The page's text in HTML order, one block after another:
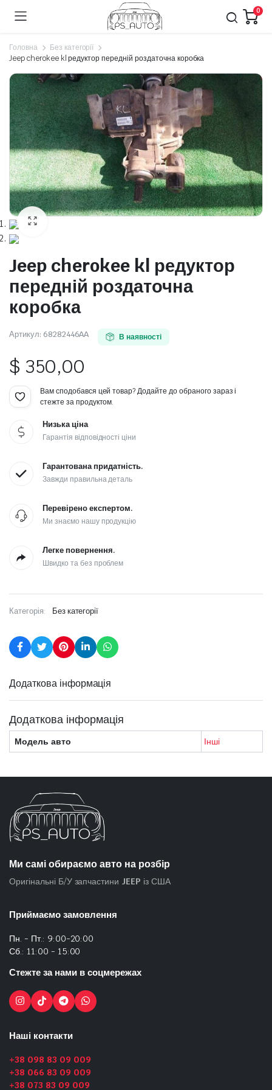
0
Головна
Без категорії
Jeep cherokee kl редуктор передній роздаточна коробка
Jeep cherokee kl редуктор
передній роздаточна
коробка
Артикул: 68282446AA В наявності
$ 350,00
Вам сподобався цей товар? Додайте до обраного зараз і
стежте за продуктом.
Низька ціна
Гарантія відповідності ціни
Гарантована придатність.
Завжди правильна деталь
Перевірено експертом.
Ми знаємо нашу продукцію
Легке повернення.
Швидко та без проблем
Категорія: Без категорії
Додаткова інформація
Додаткова інформація
Модель авто Інші
Ми самі обираємо авто на розбір
Оригінальні Б/У запчастини JEEP із США
Приймаємо замовлення
Пн. - Пт.: 9:00-20:00
Сб.: 11:00 - 15:00
Стежте за нами в соцмережах
Наші контакти
+38 098 83 09 009
+38 066 83 09 009
+38 073 83 09 009